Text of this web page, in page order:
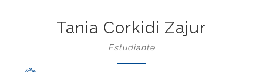
Tania Corkidi Zajur
Estudiante